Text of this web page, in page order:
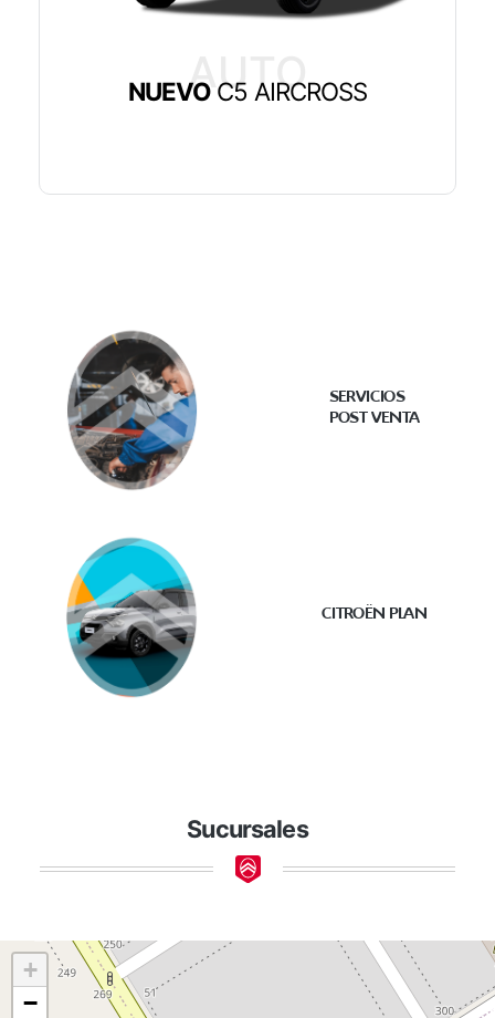
AUTO
NUEVO C5 AIRCROSS
SERVICIOS
POST VENTA
CITROËN PLAN
Sucursales
+
−